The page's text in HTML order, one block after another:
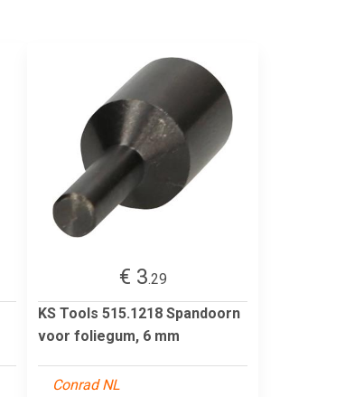
€ 3.29
KS Tools 515.1218 Spandoorn
voor foliegum, 6 mm
Conrad NL